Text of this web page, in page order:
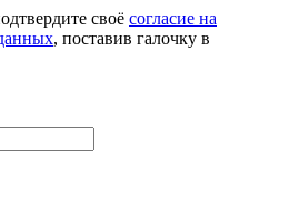
своё согласие на
, поставив галочку в